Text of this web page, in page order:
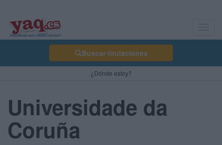
Buscar titulaciones
¿Dónde estoy?
Universidade da
Coruña